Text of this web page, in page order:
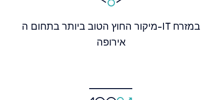
מיקור החוץ הטוב ביותר בתחום ה-IT במזרח
אירופה